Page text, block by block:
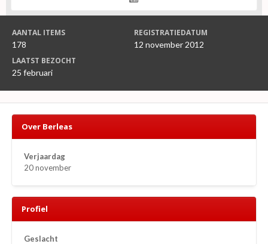
AANTAL ITEMS
178
REGISTRATIEDATUM
12 november 2012
LAATST BEZOCHT
25 februari
Over Berleas
Verjaardag
20 november
Profiel
Geslacht